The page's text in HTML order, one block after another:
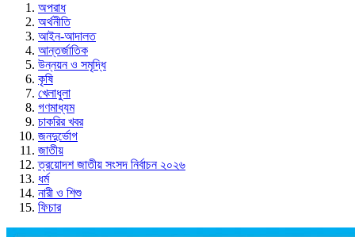
অপরাধ
অর্থনীতি
আইন-আদালত
আন্তর্জাতিক
উন্নয়ন ও সমৃদ্ধি
কৃষি
খেলাধুলা
গণমাধ্যম
চাকরির খবর
জনদুর্ভোগ
জাতীয়
ত্রয়োদশ জাতীয় সংসদ নির্বাচন ২০২৬
ধর্ম
নারী ও শিশু
ফিচার